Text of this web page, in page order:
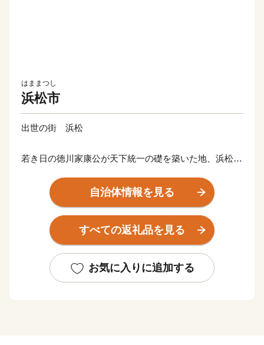
はままつし
浜松市
出世の街 浜松
若き日の徳川家康公が天下統一の礎を築いた地、浜松。
出世しました。
近代では、世界的な研究者や技術者、音楽家や芸術家を
輩出したほか、世界に名高い多くの企業が、浜松から生
まれています。
浜松市は東京と大阪のほぼ中央に位置する、人口約80万
人の政令指定都市。北は天竜の美林、南は遠州灘、西は
自治体情報を見る
すべての返礼品を見る
お気に入りに追加する